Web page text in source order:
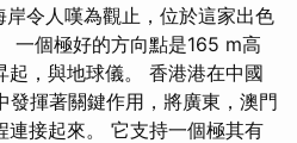
令人嘆為觀止，位於這家出色
一個極好的方向點是165 m高
起，與地球儀。 香港港在中國
發揮著關鍵作用，將廣東，澳門
連接起來。 它支持一個極其有